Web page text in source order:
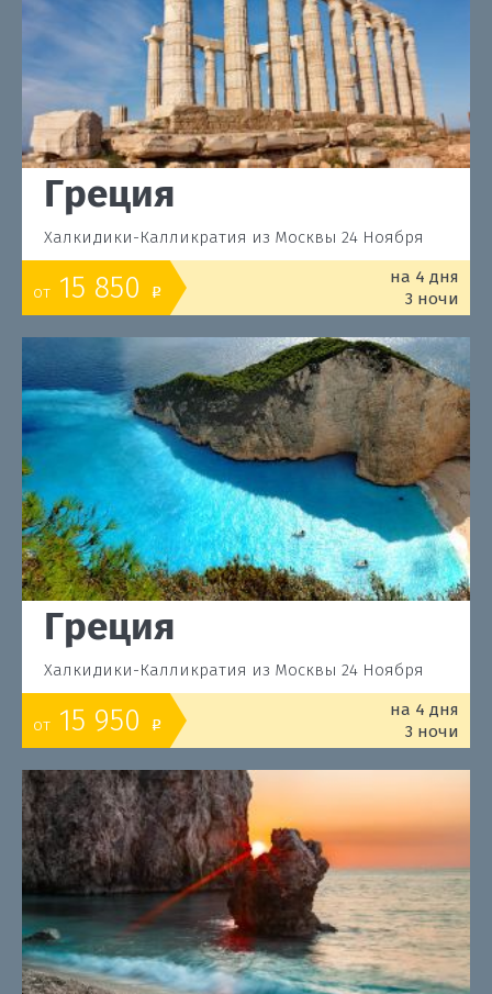
Греция
Халкидики-Калликратия из Москвы 24 Ноября
от 15 850 o
на 4 дня
3 ночи
Греция
Халкидики-Калликратия из Москвы 24 Ноября
от 15 950 o
на 4 дня
3 ночи